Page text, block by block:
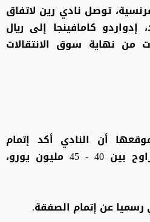
توصل نادي رين لاتفاق
كامافينجا إلى ريال
من نهاية سوق الانتقالات
أن النادي أكد إتمام
الصفقة مقابل قيمة تتراوح بين 40 - 45 مليون يورو،
رسميا عن إتمام الصفقة.